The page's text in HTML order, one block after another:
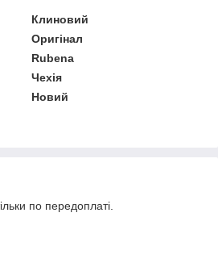
Клиновий
Оригінал
Rubena
Чехія
Новий
по передоплаті.